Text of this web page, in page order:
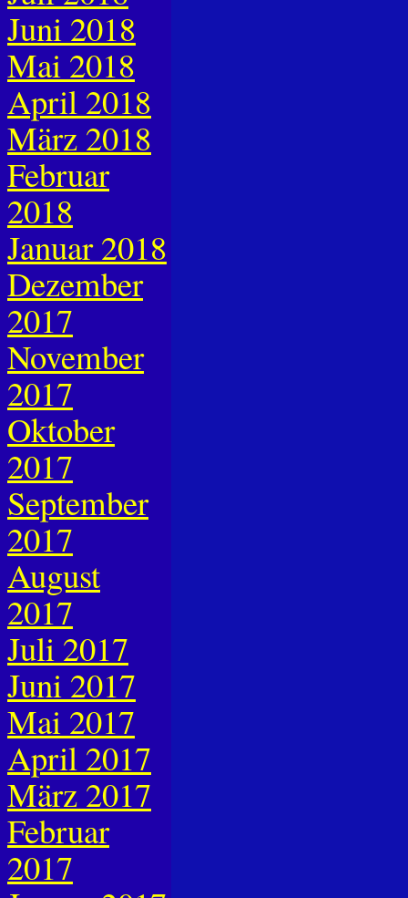
Juni 2018
Mai 2018
April 2018
März 2018
Februar
2018
Januar 2018
Dezember
2017
November
2017
Oktober
2017
September
2017
August
2017
Juli 2017
Juni 2017
Mai 2017
April 2017
März 2017
Februar
2017